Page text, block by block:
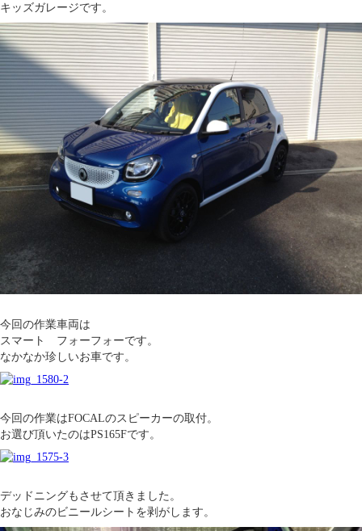
キッズガレージです。
今回の作業車両は
スマート フォーフォーです。
なかなか珍しいお車です。
今回の作業はFOCALのスピーカーの取付。
お選び頂いたのはPS165Fです。
デッドニングもさせて頂きました。
おなじみのビニールシートを剥がします。